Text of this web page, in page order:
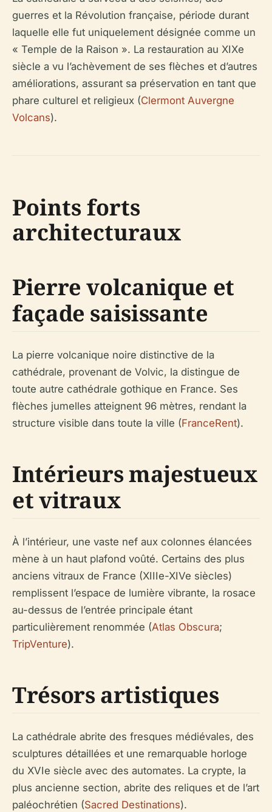
guerres et la Révolution française, période durant
laquelle elle fut uniquelement désignée comme un
« Temple de la Raison ». La restauration au XIXe
siècle a vu l’achèvement de ses flèches et d’autres
améliorations, assurant sa préservation en tant que
phare culturel et religieux (Clermont Auvergne
Volcans).
Points forts
architecturaux
Pierre volcanique et
façade saisissante
La pierre volcanique noire distinctive de la
cathédrale, provenant de Volvic, la distingue de
toute autre cathédrale gothique en France. Ses
flèches jumelles atteignent 96 mètres, rendant la
structure visible dans toute la ville (FranceRent).
Intérieurs majestueux
et vitraux
À l’intérieur, une vaste nef aux colonnes élancées
mène à un haut plafond voûté. Certains des plus
anciens vitraux de France (XIIIe-XIVe siècles)
remplissent l’espace de lumière vibrante, la rosace
au-dessus de l’entrée principale étant
particulièrement renommée (Atlas Obscura;
TripVenture).
Trésors artistiques
La cathédrale abrite des fresques médiévales, des
sculptures détaillées et une remarquable horloge
du XVIe siècle avec des automates. La crypte, la
plus ancienne section, abrite des reliques et de l’art
paléochrétien (Sacred Destinations).